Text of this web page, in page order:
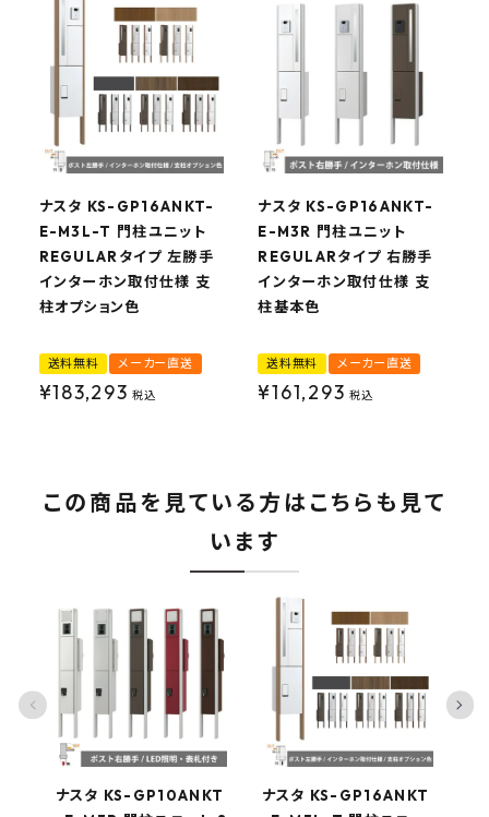
ナスタ KS-GP16ANKT-
E-M3L-T 門柱ユニット
REGULARタイプ 左勝手
インターホン取付仕様 支
柱オプション色
送料無料 メーカー直送
¥183,293 税込
ナスタ KS-GP16ANKT-
E-M3R 門柱ユニット
REGULARタイプ 右勝手
インターホン取付仕様 支
柱基本色
送料無料 メーカー直送
¥161,293 税込
この商品を見ている方はこちらも見て
います
ナスタ KS-GP10ANKT
ナスタ KS-GP16ANKT